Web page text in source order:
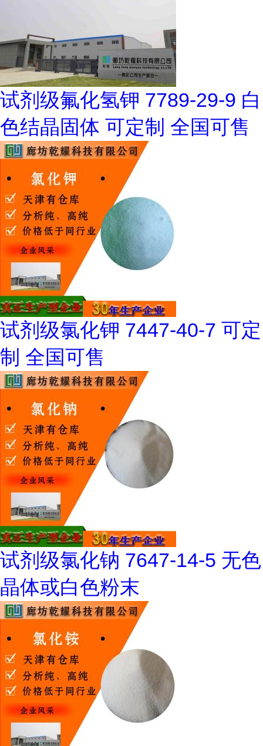
试剂级氟化氢钾 7789-29-9 白
色结晶固体 可定制 全国可售
试剂级氯化钾 7447-40-7 可定
制 全国可售
试剂级氯化钠 7647-14-5 无色
晶体或白色粉末